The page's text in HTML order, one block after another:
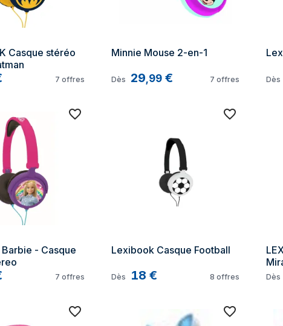
Casque stéréo
7 offres
Minnie Mouse 2-en-1
Dès 29,99 € 7 offres Dès
- Casque
7 offres
Lexibook Casque Football
Dès 18 € 8 offres Dès